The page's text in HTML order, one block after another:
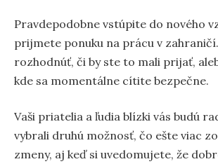
Pravdepodobne vstúpite do nového
prijmete ponuku na prácu v
rozhodnúť, či by ste to mali prijať,
kde sa momentálne cítite bezpečne.
Vaši priatelia a ľudia blízki vás budú
vybrali druhú možnosť, čo ešte viac
zmeny, aj keď si uvedomujete, že